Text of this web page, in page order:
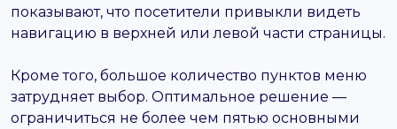
показывают, что посетители привыкли видеть
навигацию в верхней или левой части страницы.
Кроме того, большое количество пунктов меню
затрудняет выбор. Оптимальное решение —
ограничиться не более чем пятью основными